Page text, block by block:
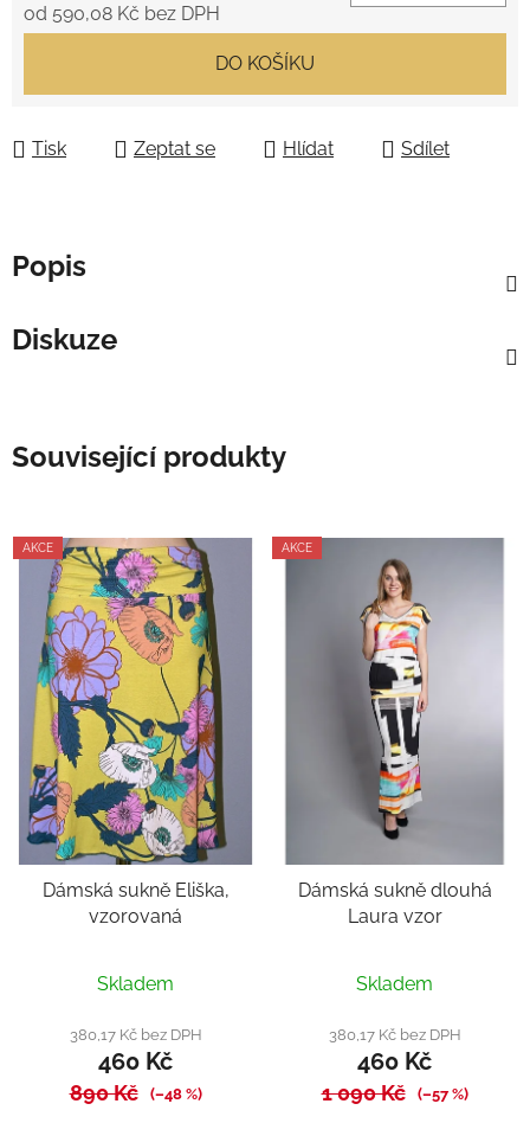
od 590,08 Kč bez DPH
DO KOŠÍKU
Tisk Zeptat se Hlídat Sdílet
Popis
Diskuze
Související produkty
AKCE
Dámská sukně Eliška,
vzorovaná
hodnocení
produktu
je
5,0
Skladem
380,17 Kč bez DPH
460 Kč
890 Kč (–48 %)
AKCE
Dámská sukně dlouhá
Laura vzor
hodnocení
produktu
je
5,0
Skladem
380,17 Kč bez DPH
460 Kč
1 090 Kč (–57 %)